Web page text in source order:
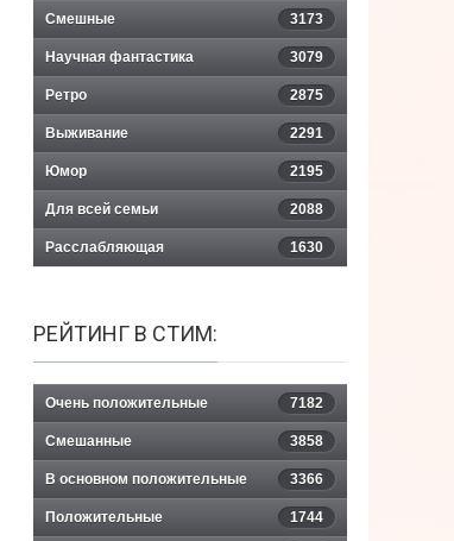
Смешные 3173
Научная фантастика 3079
Ретро 2875
Выживание 2291
Юмор 2195
Для всей семьи 2088
Расслабляющая 1630
РЕЙТИНГ В СТИМ:
Очень положительные 7182
Смешанные 3858
В основном положительные 3366
Положительные 1744